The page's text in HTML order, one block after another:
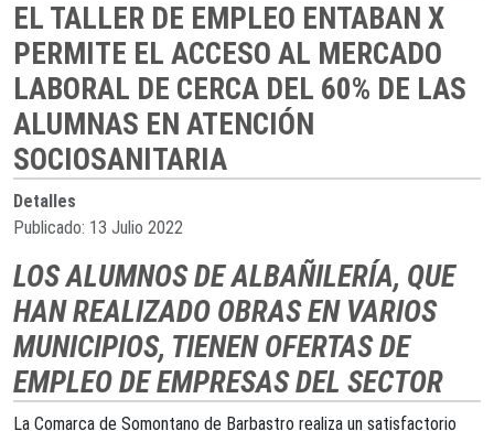
EL TALLER DE EMPLEO ENTABAN X
PERMITE EL ACCESO AL MERCADO
LABORAL DE CERCA DEL 60% DE LAS
ALUMNAS EN ATENCIÓN
SOCIOSANITARIA
Detalles
Publicado: 13 Julio 2022
LOS ALUMNOS DE ALBAÑILERÍA, QUE
HAN REALIZADO OBRAS EN VARIOS
MUNICIPIOS, TIENEN OFERTAS DE
EMPLEO DE EMPRESAS DEL SECTOR
La Comarca de Somontano de Barbastro realiza un satisfactorio